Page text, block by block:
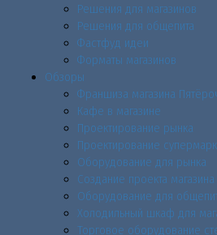
Решения для магазинов
Решения для общепита
Фастфуд идеи
Форматы магазинов
Обзоры
Франшиза магазина
Кафе в магазине
Проектирование рынка
Проектирование
Оборудование для рынка
Создание проекта магазина
Оборудование для
Холодильный шкаф для
Торговое оборудование